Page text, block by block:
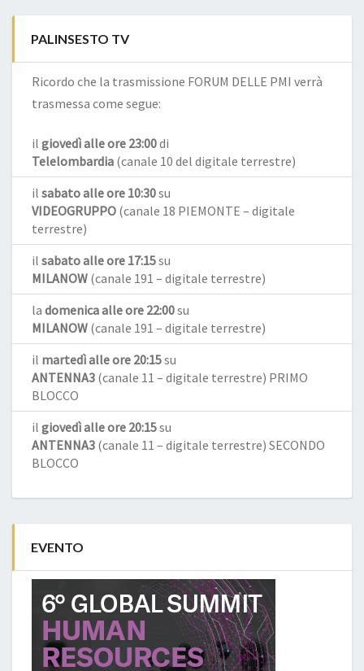
PALINSESTO TV
Ricordo che la trasmissione FORUM DELLE PMI verrà
trasmessa come segue:
il giovedì alle ore 23:00di
Telelombardia (canale 10 del digitale terrestre)
il sabato alle ore 10:30su
VIDEOGRUPPO (canale 18 PIEMONTE – digitale
terrestre)
il sabato alle ore 17:15su
MILANOW (canale 191 – digitale terrestre)
la domenica alle ore 22:00su
MILANOW (canale 191 – digitale terrestre)
il martedì alle ore 20:15su
ANTENNA3 (canale 11 – digitale terrestre) PRIMO
BLOCCO
il giovedì alle ore 20:15su
ANTENNA3 (canale 11 – digitale terrestre) SECONDO
BLOCCO
EVENTO